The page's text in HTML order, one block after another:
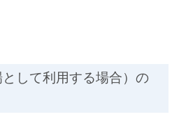
して利用する場合）の